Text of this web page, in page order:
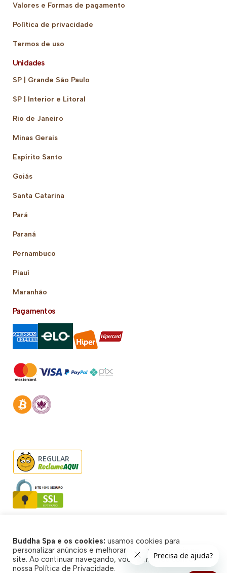
Valores e Formas de pagamento
Política de privacidade
Termos de uso
Unidades
SP | Grande São Paulo
SP | Interior e Litoral
Rio de Janeiro
Minas Gerais
Espírito Santo
Goiás
Santa Catarina
Pará
Paraná
Pernambuco
Piauí
Maranhão
Pagamentos
REGULAR
© Buddha Spa 2026 - Todos direitos reservados
Buddha Spa e os cookies: usamos cookies para
personalizar anúncios e melhorar a sua experiência no
site. Ao continuar navegando, você concorda com a
nossa Política de Privacidade.